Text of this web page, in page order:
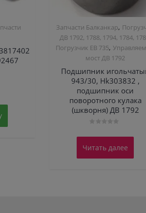
Запчасти Балканкар,
ДВ 1792, 1788, 1794, 1784,
Погрузчик ЕВ 735,
мост ДВ 1792
Подшипник
943/30, Hk303832 ,
подшипник оси
поворотного кулака
(шкворня) ДВ 1792
0
5
Читать далее